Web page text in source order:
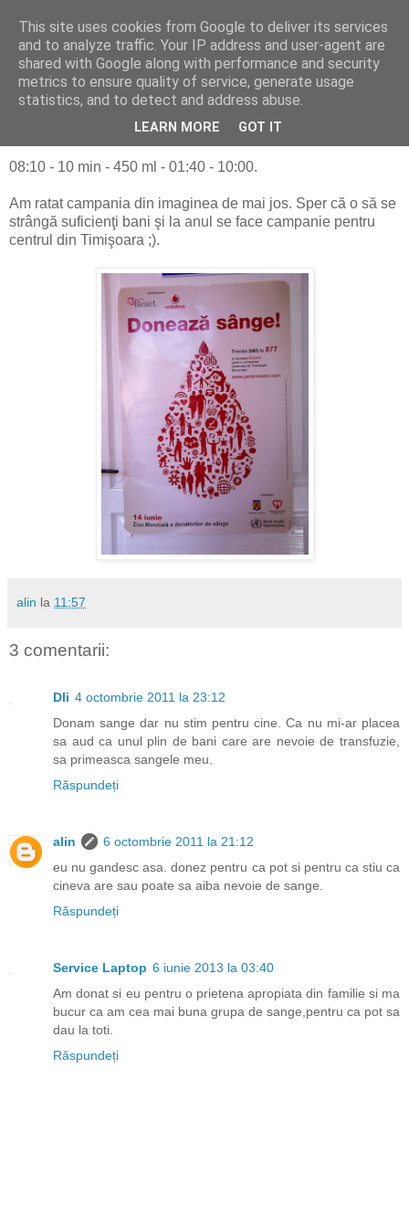
Alin Dosoniu - blog
sâmbătă, 6 august 2011
05.aug.2011 - 13
08:10 - 10 min - 450 ml - 01:40 - 10:00.
Am ratat campania din imaginea de mai jos. Sper că o să se
strângă suficienţi bani şi la anul se face campanie pentru
centrul din Timişoara ;).
alin la 11:57
3 comentarii:
Dli 4 octombrie 2011 la 23:12
Donam sange dar nu stim pentru cine. Ca nu mi-ar placea
sa aud ca unul plin de bani care are nevoie de transfuzie,
sa primeasca sangele meu.
Răspundeți
alin
6 octombrie 2011 la 21:12
eu nu gandesc asa. donez pentru ca pot si pentru ca stiu ca
cineva are sau poate sa aiba nevoie de sange.
Răspundeți
Service Laptop 6 iunie 2013 la 03:40
Am donat si eu pentru o prietena apropiata din familie si ma
bucur ca am cea mai buna grupa de sange,pentru ca pot sa
dau la toti.
Răspundeți
This site uses cookies from Google to deliver its services
and to analyze traffic. Your IP address and user-agent are
shared with Google along with performance and security
metrics to ensure quality of service, generate usage
statistics, and to detect and address abuse.
LEARN MORE GOT IT